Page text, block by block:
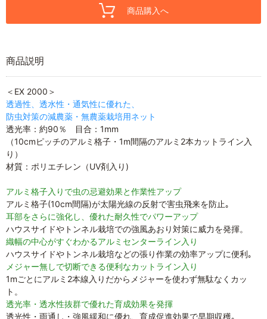
商品購入へ
商品説明
＜EX 2000＞
透過性、透水性・通気性に優れた、
防虫対策の減農薬・無農薬栽培用ネット
透光率：約90％ 目合：1mm
（10cmピッチのアルミ格子・1m間隔のアルミ2本カットライン入
り）
材質：ポリエチレン（UV剤入り)
アルミ格子入りで虫の忌避効果と作業性アップ
アルミ格子(10cm間隔)が太陽光線の反射で害虫飛来を防止｡
耳部をさらに強化し、優れた耐久性でパワーアップ
ハウスサイドやトンネル栽培での強風あおり対策に威力を発揮。
織幅の中心がすぐわかるアルミセンターライン入り
ハウスサイドやトンネル栽培などの張り作業の効率アップに便利｡
メジャー無しで切断できる便利なカットライン入り
1mごとにアルミ2本線入りだからメジャーを使わず無駄なくカッ
ト。
透光率・透水性抜群で優れた育成効果を発揮
透光性・雨通し・強風緩和に優れ、育成促進効果で早期収穫｡